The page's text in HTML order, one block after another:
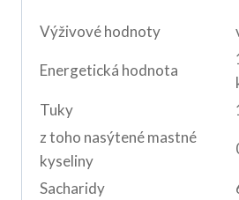
Výživové hodnoty
Energetická hodnota
Tuky
z toho nasýtené mastné
kyseliny
Sacharidy